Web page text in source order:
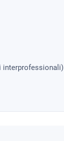
interprofessionali)